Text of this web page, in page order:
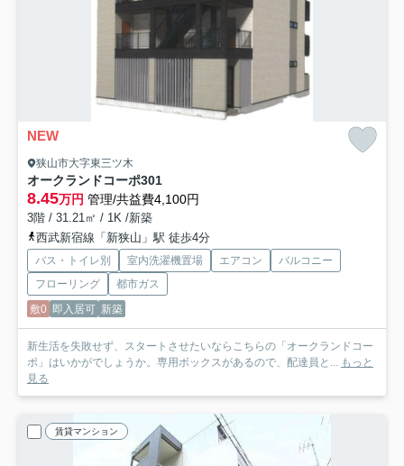
NEW
狭山市大字東三ツ木
オークランドコーポ301
8.45万円 管理/共益費4,100円
3階 / 31.21㎡ / 1K /新築
西武新宿線「新狭山」駅 徒歩4分
バス・トイレ別 室内洗濯機置場 エアコン
バルコニー
フローリング
都市ガス
敷0 即入居可 新築
新生活を失敗せず、スタートさせたいならこちらの「オークランドコー
ポ」はいかがでしょうか。専用ボックスがあるので、配達員と... もっと
見る
賃貸マンション